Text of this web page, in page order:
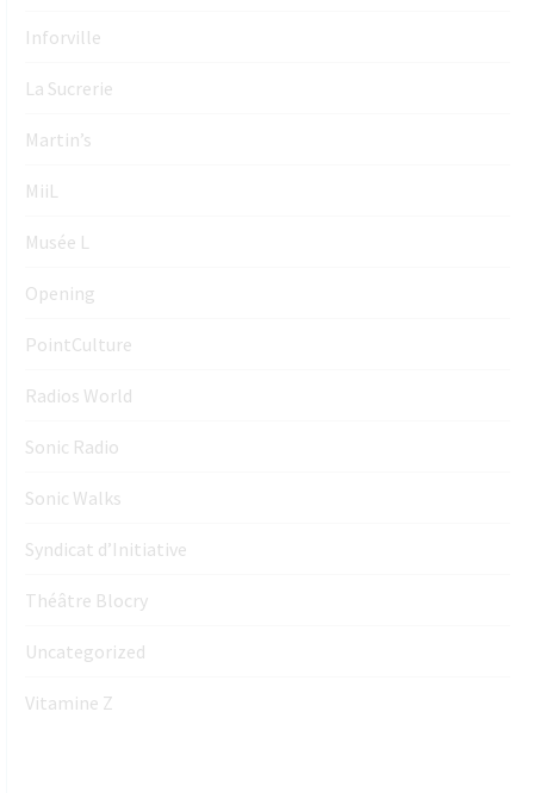
Inforville
La Sucrerie
Martin’s
MiiL
Musée L
Opening
PointCulture
Radios World
Sonic Radio
Sonic Walks
Syndicat d’Initiative
Théâtre Blocry
Uncategorized
Vitamine Z